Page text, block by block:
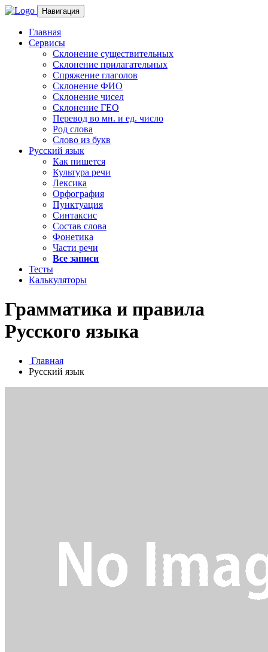
Навигация
Главная
Сервисы
Склонение существительных
Склонение прилагательных
Спряжение глаголов
Склонение ФИО
Склонение чисел
Склонение ГЕО
Перевод во мн. и ед. число
Род слова
Слово из букв
Русский язык
Как пишется
Культура речи
Лексика
Орфография
Пунктуация
Синтаксис
Состав слова
Фонетика
Части речи
Все записи
Тесты
Калькуляторы
Грамматика и правила
Русского языка
Главная
Русский язык